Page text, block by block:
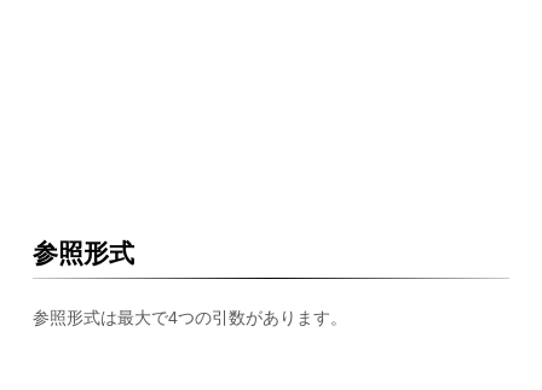
参照形式
参照形式は最大で4つの引数があります。